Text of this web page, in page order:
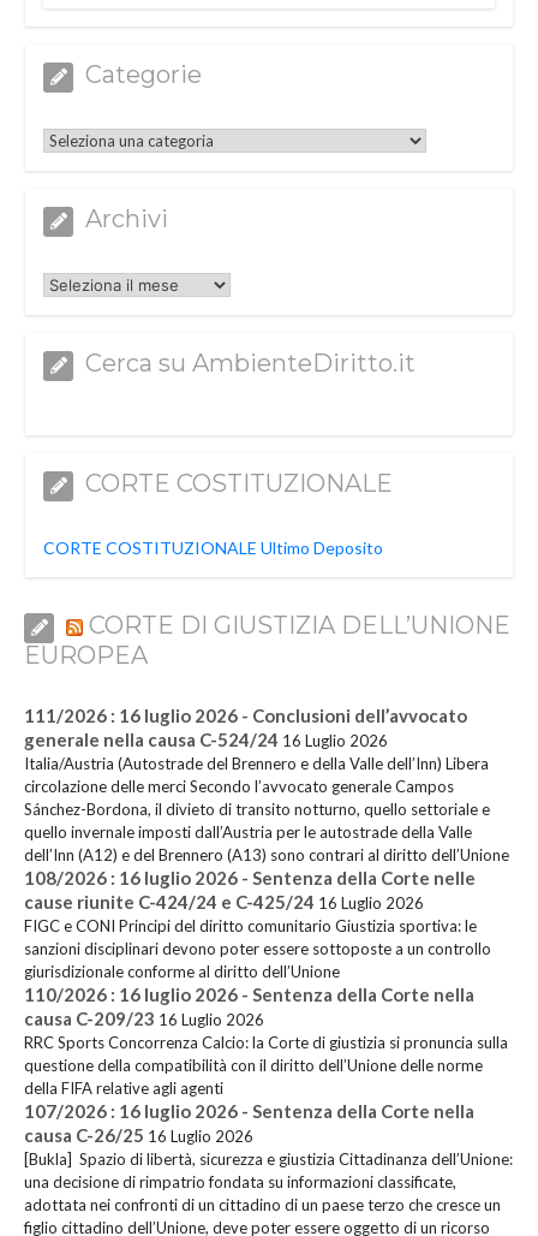
Categorie
Categorie
Archivi
Archivi
Cerca su AmbienteDiritto.it
CORTE COSTITUZIONALE
CORTE COSTITUZIONALE Ultimo Deposito
CORTE DI GIUSTIZIA DELL’UNIONE
EUROPEA
111/2026 : 16 luglio 2026 - Conclusioni dell’avvocato
generale nella causa C-524/24 16 Luglio 2026
Italia/Austria (Autostrade del Brennero e della Valle dell’Inn) Libera
circolazione delle merci Secondo l’avvocato generale Campos
Sánchez-Bordona, il divieto di transito notturno, quello settoriale e
quello invernale imposti dall’Austria per le autostrade della Valle
dell’Inn (A12) e del Brennero (A13) sono contrari al diritto dell’Unione
108/2026 : 16 luglio 2026 - Sentenza della Corte nelle
cause riunite C-424/24 e C-425/24 16 Luglio 2026
FIGC e CONI Principi del diritto comunitario Giustizia sportiva: le
sanzioni disciplinari devono poter essere sottoposte a un controllo
giurisdizionale conforme al diritto dell’Unione
110/2026 : 16 luglio 2026 - Sentenza della Corte nella
causa C-209/23 16 Luglio 2026
RRC Sports Concorrenza Calcio: la Corte di giustizia si pronuncia sulla
questione della compatibilità con il diritto dell’Unione delle norme
della FIFA relative agli agenti
107/2026 : 16 luglio 2026 - Sentenza della Corte nella
causa C-26/25 16 Luglio 2026
[Bukla] Spazio di libertà, sicurezza e giustizia Cittadinanza dell’Unione:
una decisione di rimpatrio fondata su informazioni classificate,
adottata nei confronti di un cittadino di un paese terzo che cresce un
figlio cittadino dell’Unione, deve poter essere oggetto di un ricorso